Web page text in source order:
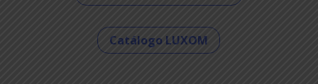
Catálogo LUXOM